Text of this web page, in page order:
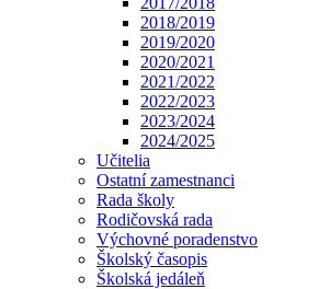
2018/2019
2019/2020
2020/2021
2021/2022
2022/2023
2023/2024
2024/2025
Učitelia
Ostatní zamestnanci
Rada školy
Rodičovská rada
Výchovné poradenstvo
Školský časopis
Školská jedáleň